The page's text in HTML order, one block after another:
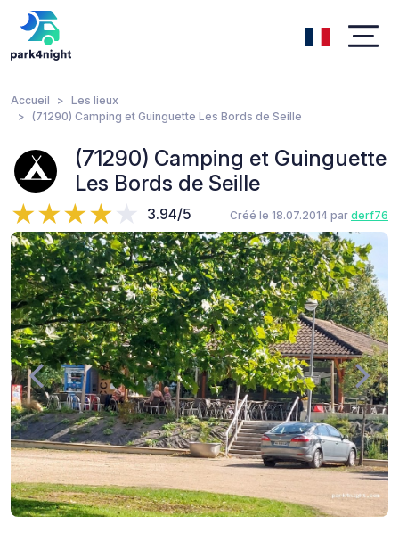
Accueil
Les lieux
(71290) Camping et Guinguette Les Bords de Seille
(71290) Camping et Guinguette
Les Bords de Seille
3.94/5 Créé le 18.07.2014 par derf76